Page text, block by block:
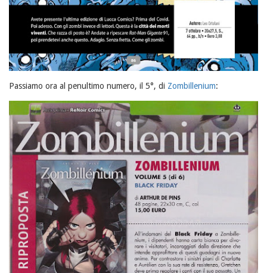
Passiamo ora al penultimo numero, il 5°, di Zombillenium: